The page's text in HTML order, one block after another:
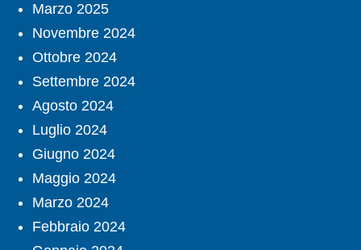
Marzo 2025
Novembre 2024
Ottobre 2024
Settembre 2024
Agosto 2024
Luglio 2024
Giugno 2024
Maggio 2024
Marzo 2024
Febbraio 2024